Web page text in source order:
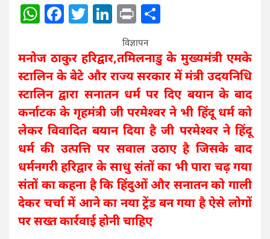
WhatsApp
Facebook
Twitter
LinkedIn
Print
विज्ञापन
मनोज ठाकुर हरिद्वार,तमिलनाडु के मुख्यमंत्री एमके
स्टालिन के बेटे और राज्य सरकार में मंत्री उदयनिधि
स्टालिन द्वारा सनातन धर्म पर दिए बयान के बाद
कर्नाटक के गृहमंत्री जी परमेश्वर ने भी हिंदू धर्म को
लेकर विवादित बयान दिया है जी परमेश्वर ने हिंदू
धर्म की उत्पत्ति पर सवाल उठाए है जिसके बाद
धर्मनगरी हरिद्वार के साधु संतों का भी पारा चढ़ गया
संतों का कहना है कि हिंदुओं और सनातन को गाली
देकर चर्चा में आने का नया ट्रेंड बन गया है ऐसे लोगों
पर सख्त कार्रवाई होनी चाहिए